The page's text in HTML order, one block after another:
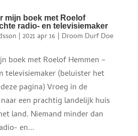
mijn boek met Roelof
radio- en televisiemaker
| 2021 apr 16| Droom Durf Doe
boek met Roelof Hemmen –
televisiemaker (beluister het
pagina) Vroeg in de
een prachtig landelijk huis
land. Niemand minder dan
en...